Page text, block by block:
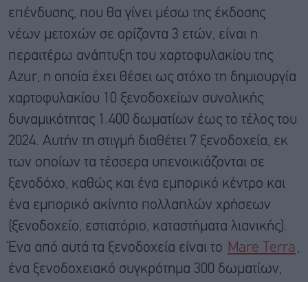
επένδυσης, που θα γίνει μέσω της έκδοσης
νέων μετοχών σε ορίζοντα 3 ετών, είναι η
περαιτέρω ανάπτυξη του χαρτοφυλακίου της
Azur, η οποία έχει θέσει ως στόχο τη δημιουργία
χαρτοφυλακίου 10 ξενοδοχείων συνολικής
δυναμικότητας 1.400 δωματίων έως το τέλος του
2024. Αυτήν τη στιγμή διαθέτει 7 ξενοδοχεία, εκ
των οποίων τα τέσσερα υπενοικιάζονται σε
ξενοδόχο, καθώς και ένα εμπορικό κέντρο και
ένα εμπορικό ακίνητο πολλαπλών χρήσεων
(ξενοδοχείο, εστιατόριο, καταστήματα λιανικής).
Ένα από αυτά τα ξενοδοχεία είναι το Mare Terra ,
ένα ξενοδοχειακό συγκρότημα 300 δωματίων,